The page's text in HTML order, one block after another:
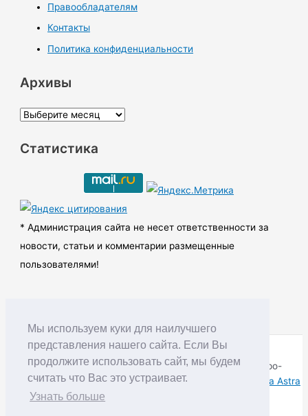
Мы используем куки для наилучшего
представления нашего сайта. Если Вы
продолжите использовать сайт, мы будем
считать что Вас это устраивает.
Узнать больше
Правообладателям
Контакты
Политика конфиденциальности
Архивы
А
х
ы
Статистика
* Администрация сайта не несет ответственности за
новости, статьи и комментарии размещенные
пользователями!
Copyright © RUDNIK.MOBI 28.06.2008 - 2026 | Северо-
Енисейский округ Красноярского края | Powered by
Тема Astra